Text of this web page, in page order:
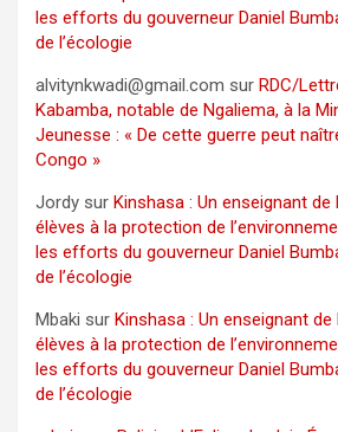
les efforts du gouverneur Daniel
de l’écologie
alvitynkwadi@gmail.com sur RDC/
Kabamba, notable de Ngaliema, à la
Jeunesse : « De cette guerre peut
Congo »
Jordy sur Kinshasa : Un enseignant
élèves à la protection de
les efforts du gouverneur Daniel
de l’écologie
Mbaki sur Kinshasa : Un enseignant
élèves à la protection de
les efforts du gouverneur Daniel
de l’écologie